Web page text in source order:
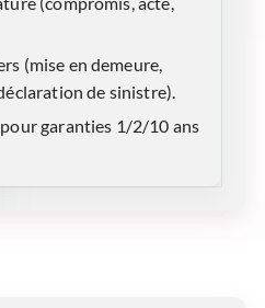
(mise en demeure,
de sinistre).
garanties 1/2/10 ans